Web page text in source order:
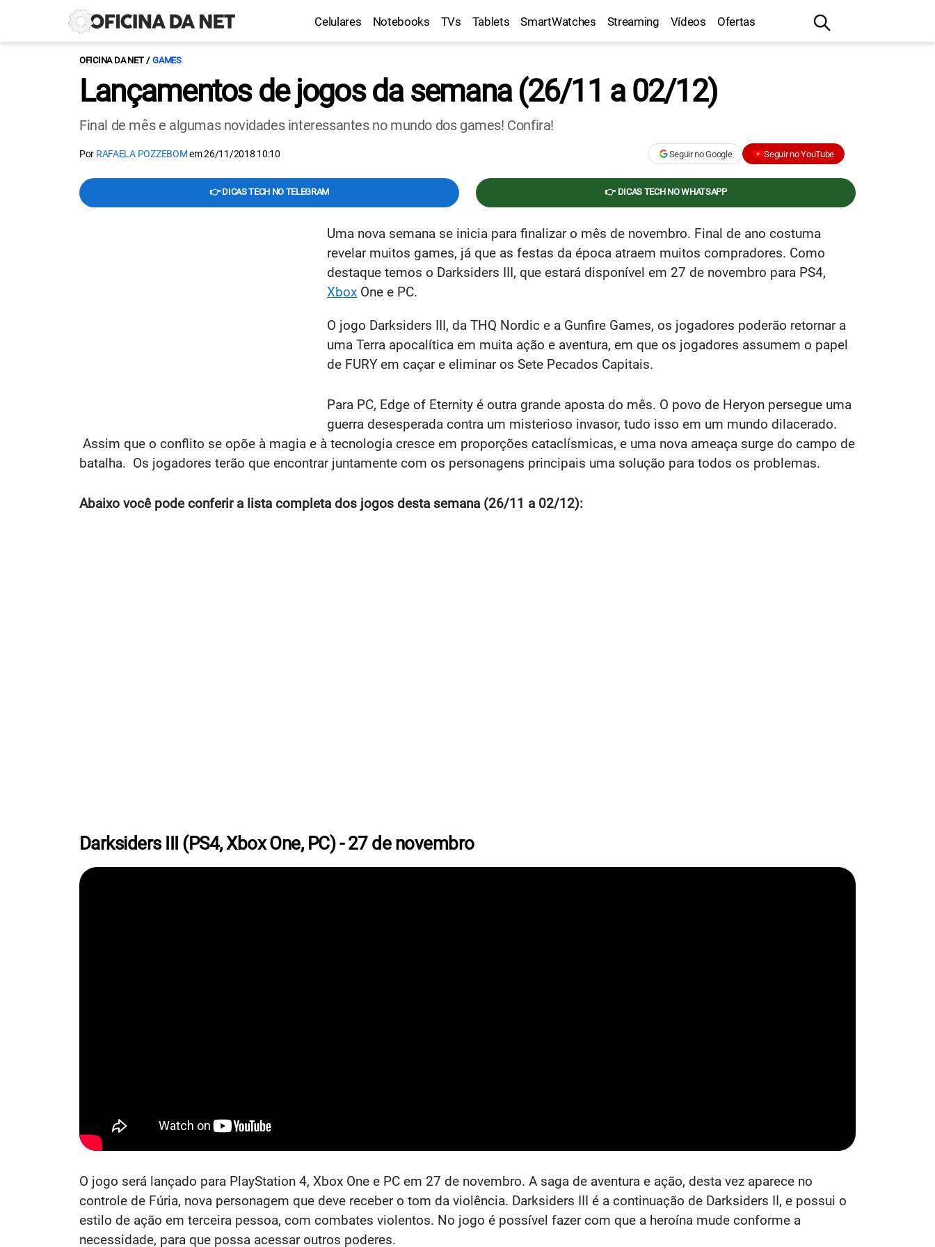
Celulares Notebooks TVs Tablets SmartWatches Streaming Vídeos Ofertas
OFICINA DA NET GAMES
Lançamentos de jogos da semana (26/11 a 02/12)
Final de mês e algumas novidades interessantes no mundo dos games! Confira!
Por RAFAELA POZZEBOMem26/11/2018 10:10 Seguir no Google Seguir no YouTube
👉 DICAS TECH NO TELEGRAM 👉 DICAS TECH NO WHATSAPP
Uma nova semana se inicia para finalizar o mês de novembro. Final de ano costuma
revelar muitos games, já que as festas da época atraem muitos compradores. Como
destaque temos o Darksiders III, que estará disponível em 27 de novembro para PS4,
Xbox One e PC.
O jogo Darksiders III, da THQ Nordic e a Gunfire Games, os jogadores poderão retornar a
uma Terra apocalítica em muita ação e aventura, em que os jogadores assumem o papel
de FURY em caçar e eliminar os Sete Pecados Capitais.
Para PC, Edge of Eternity é outra grande aposta do mês. O povo de Heryon persegue uma
guerra desesperada contra um misterioso invasor, tudo isso em um mundo dilacerado.
Assim que o conflito se opõe à magia e à tecnologia cresce em proporções cataclísmicas, e uma nova ameaça surge do campo de
batalha. Os jogadores terão que encontrar juntamente com os personagens principais uma solução para todos os problemas.
Abaixo você pode conferir a lista completa dos jogos desta semana (26/11 a 02/12):
Darksiders III (PS4, Xbox One, PC) - 27 de novembro
O jogo será lançado para PlayStation 4, Xbox One e PC em 27 de novembro. A saga de aventura e ação, desta vez aparece no
controle de Fúria, nova personagem que deve receber o tom da violência. Darksiders III é a continuação de Darksiders II, e possui o
estilo de ação em terceira pessoa, com combates violentos. No jogo é possível fazer com que a heroína mude conforme a
necessidade, para que possa acessar outros poderes.